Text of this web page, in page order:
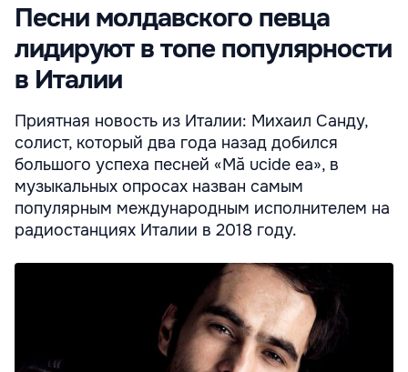
Песни молдавского певца
лидируют в топе популярности
в Италии
Приятная новость из Италии: Михаил Санду,
солист, который два года назад добился
большого успеха песней «Mă ucide eа», в
музыкальных опросах назван самым
популярным международным исполнителем на
радиостанциях Италии в 2018 году.